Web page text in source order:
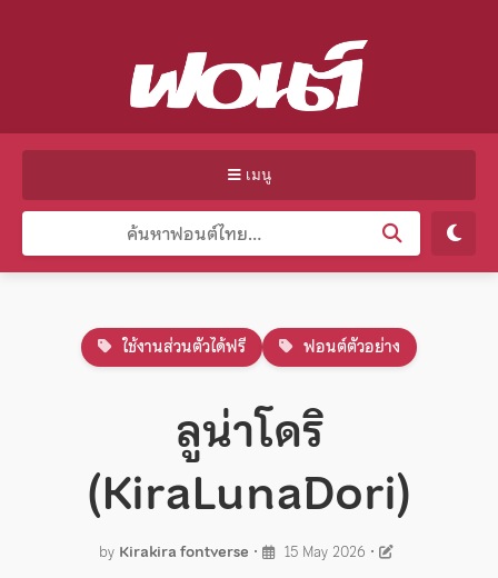
เมนู
ใช้งานส่วนตัวได้ฟรี ฟอนต์ตัวอย่าง
ลูน่าโดริ
(KiraLunaDori)
by Kirakira fontverse • 15 May 2026 •